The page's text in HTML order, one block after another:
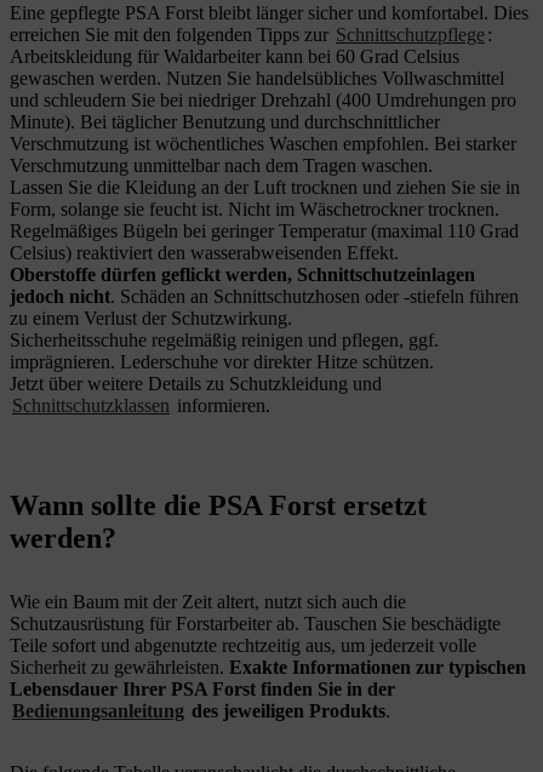
Eine gepflegte PSA Forst bleibt länger sicher und komfortabel. Dies
erreichen Sie mit den folgenden Tipps zur Schnittschutzpflege:
Arbeitskleidung für Waldarbeiter kann bei 60 Grad Celsius
gewaschen werden. Nutzen Sie handelsübliches Vollwaschmittel
und schleudern Sie bei niedriger Drehzahl (400 Umdrehungen pro
Minute). Bei täglicher Benutzung und durchschnittlicher
Verschmutzung ist wöchentliches Waschen empfohlen. Bei starker
Verschmutzung unmittelbar nach dem Tragen waschen.
Lassen Sie die Kleidung an der Luft trocknen und ziehen Sie sie in
Form, solange sie feucht ist. Nicht im Wäschetrockner trocknen.
Regelmäßiges Bügeln bei geringer Temperatur (maximal 110 Grad
Celsius) reaktiviert den wasserabweisenden Effekt.
Oberstoffe dürfen geflickt werden, Schnittschutzeinlagen
jedoch nicht. Schäden an Schnittschutzhosen oder -stiefeln führen
zu einem Verlust der Schutzwirkung.
Sicherheitsschuhe regelmäßig reinigen und pflegen, ggf.
imprägnieren. Lederschuhe vor direkter Hitze schützen.
Jetzt über weitere Details zu Schutzkleidung und
Schnittschutzklassen informieren.
Wann sollte die PSA Forst ersetzt
werden?
Wie ein Baum mit der Zeit altert, nutzt sich auch die
Schutzausrüstung für Forstarbeiter ab. Tauschen Sie beschädigte
Teile sofort und abgenutzte rechtzeitig aus, um jederzeit volle
Sicherheit zu gewährleisten. Exakte Informationen zur typischen
Lebensdauer Ihrer PSA Forst finden Sie in der
Bedienungsanleitung des jeweiligen Produkts.